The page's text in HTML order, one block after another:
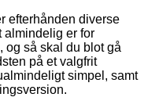
efterhånden diverse
almindelig er for
og så skal du blot gå
på et valgfrit
simpel, samt